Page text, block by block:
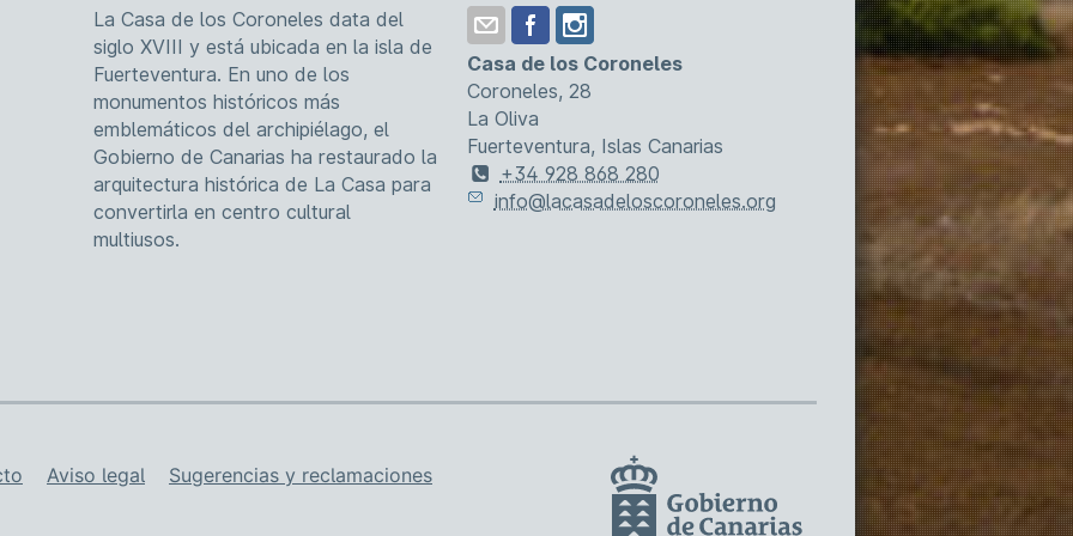
La Casa de los Coroneles data del
siglo XVIII y está ubicada en la isla de
Fuerteventura. En uno de los
monumentos históricos más
emblemáticos del archipiélago, el
Gobierno de Canarias ha restaurado la
arquitectura histórica de La Casa para
convertirla en centro cultural
multiusos.
Casa de los Coroneles
Coroneles, 28
La Oliva
Fuerteventura, Islas Canarias
+34 928 868 280
info@lacasadeloscoroneles.org
Aviso legal Sugerencias y reclamaciones